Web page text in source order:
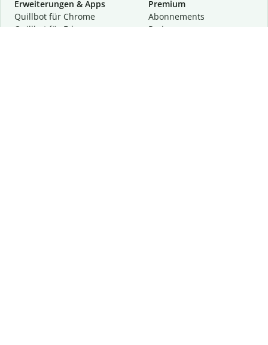
Erweiterungen & Apps
Quillbot für Chrome
Quillbot für Edge
Premium
Abon­ne­ments
Preise